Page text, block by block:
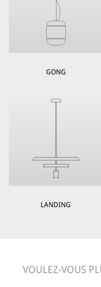
GONG
LANDING
VOULEZ-VOUS